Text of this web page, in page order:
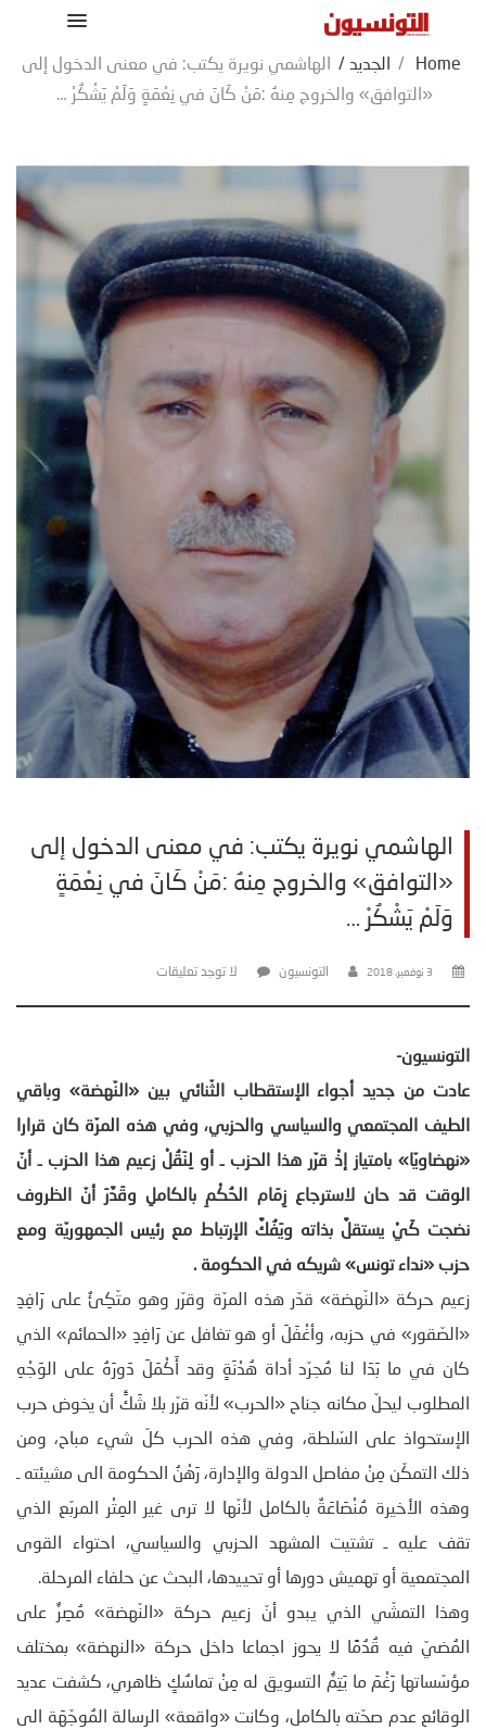
Home
/ الجديد /
الهاشمي نويرة يكتب: في معنى الدخول إلى
«التوافق» والخروج مِنهُ :مَنْ كَانَ في نِعْمَةٍ وَلَمْ يَشْكُرْ …
الهاشمي نويرة يكتب: في معنى الدخول إلى
«التوافق» والخروج مِنهُ :مَنْ كَانَ في نِعْمَةٍ
وَلَمْ يَشْكُرْ …
3 نوفمبر، 2018 التونسيون لا توجد تعليقات
التونسيون-
عادت من جديد أجواء الإستقطاب الثّنائي بين «النّهضة» وباقي
الطيف المجتمعي والسياسي والحزبي، وفي هذه المرّة كان قرارا
«نهضاويّا» بامتياز إذْ قرّر هذا الحزب ـ أو لِنَقُلْ زعيم هذا الحزب ـ أنّ
الوقت قد حان لاسترجاع زِمَام الحُكْمِ بالكاملِ وقَدَّرَ أنّ الظروف
نضجت كَيْ يستقلَّ بذاته ويَفُكَّ الإرتباط مع رئيس الجمهوريّة ومع
حزب «نداء تونس» شريكه في الحكومة .
زعيم حركة «النّهضة» قدّر هذه المرّة وقرّر وهو متّكِئٌ على رَافِدِ
«الصّقور» في حزبه، وأغْفَلَ أو هو تغافل عن رَافِدِ «الحمائم» الذي
كان في ما بَدَا لنا مُجرّد أداة هُدْنَةٍ وقد أَكْمَلَ دَورَهُ على الوَجْهِ
المطلوب ليحلّ مكانه جناح «الحرب» لأنّه قرّر بلا شَكٍّ أن يخوض حرب
الإستحواذ على السّلطة، وفي هذه الحرب كلّ شيء مباح، ومن
ذلك التمكّن مِنْ مفاصل الدولة والإدارة، رَهْنُ الحكومة الى مشيئته ـ
وهذه الأخيرة مُنْصَاعَةٌ بالكامل لأنّها لا ترى غير المِتْر المربّع الذي
تقف عليه ـ تشتيت المشهد الحزبي والسياسي، احتواء القوى
المجتمعية أو تهميش دورها أو تحييدها، البحث عن حلفاء المرحلة.
وهذا التمشّي الذي يبدو أنّ زعيم حركة «النّهضة» مُصِرٌّ على
المُضيّ فيه قُدُمًا لا يحوز اجماعا داخل حركة «النهضة» بمختلف
مؤسّساتها رَغْمَ ما يَتِمُّ التسويق له مِنْ تماسُكٍ ظاهري، كشفت عديد
الوقائع عدم صحّته بالكامل، وكانت «واقعة» الرسالة المُوجّهَة الى